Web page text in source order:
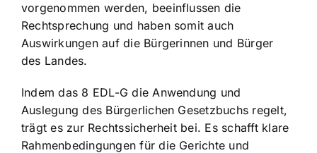
vorgenommen werden, beeinflussen die
Rechtsprechung und haben somit auch
Auswirkungen auf die Bürgerinnen und Bürger
des Landes.
Indem das 8 EDL-G die Anwendung und
Auslegung des Bürgerlichen Gesetzbuchs regelt,
trägt es zur Rechtssicherheit bei. Es schafft klare
Rahmenbedingungen für die Gerichte und